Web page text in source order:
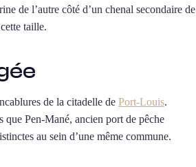
de l’autre côté d’un chenal secondaire de
taille.
de la citadelle de Port-Louis.
Pen-Mané, ancien port de pêche
au sein d’une même commune.